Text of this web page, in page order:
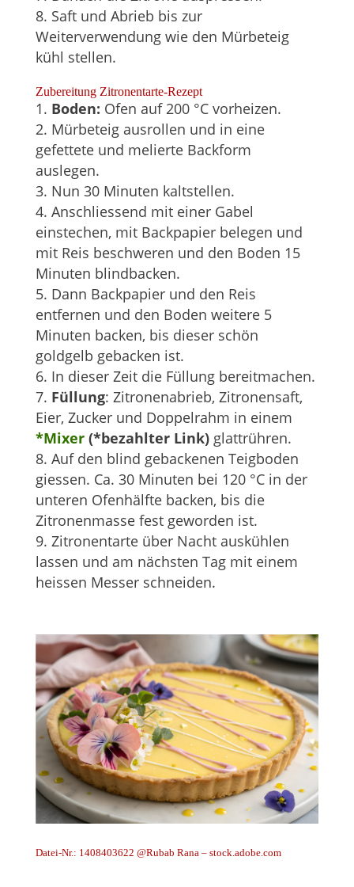
Saft und Abrieb bis zur
Weiterverwendung wie den Mürbeteig
kühl stellen.
Zubereitung Zitronentarte-Rezept
Boden: Ofen auf 200 °C vorheizen.
Mürbeteig ausrollen und in eine
gefettete und melierte Backform
auslegen.
Nun 30 Minuten kaltstellen.
Anschliessend mit einer Gabel
einstechen, mit Backpapier belegen und
mit Reis beschweren und den Boden 15
Minuten blindbacken.
Dann Backpapier und den Reis
entfernen und den Boden weitere 5
Minuten backen, bis dieser schön
goldgelb gebacken ist.
In dieser Zeit die Füllung bereitmachen.
Füllung: Zitronenabrieb, Zitronensaft,
Eier, Zucker und Doppelrahm in einem
*Mixer (*bezahlter Link)glattrühren.
Auf den blind gebackenen Teigboden
giessen. Ca. 30 Minuten bei 120 °C in der
unteren Ofenhälfte backen, bis die
Zitronenmasse fest geworden ist.
Zitronentarte über Nacht auskühlen
lassen und am nächsten Tag mit einem
heissen Messer schneiden.
Datei-Nr.: 1408403622 @Rubab Rana – stock.adobe.com